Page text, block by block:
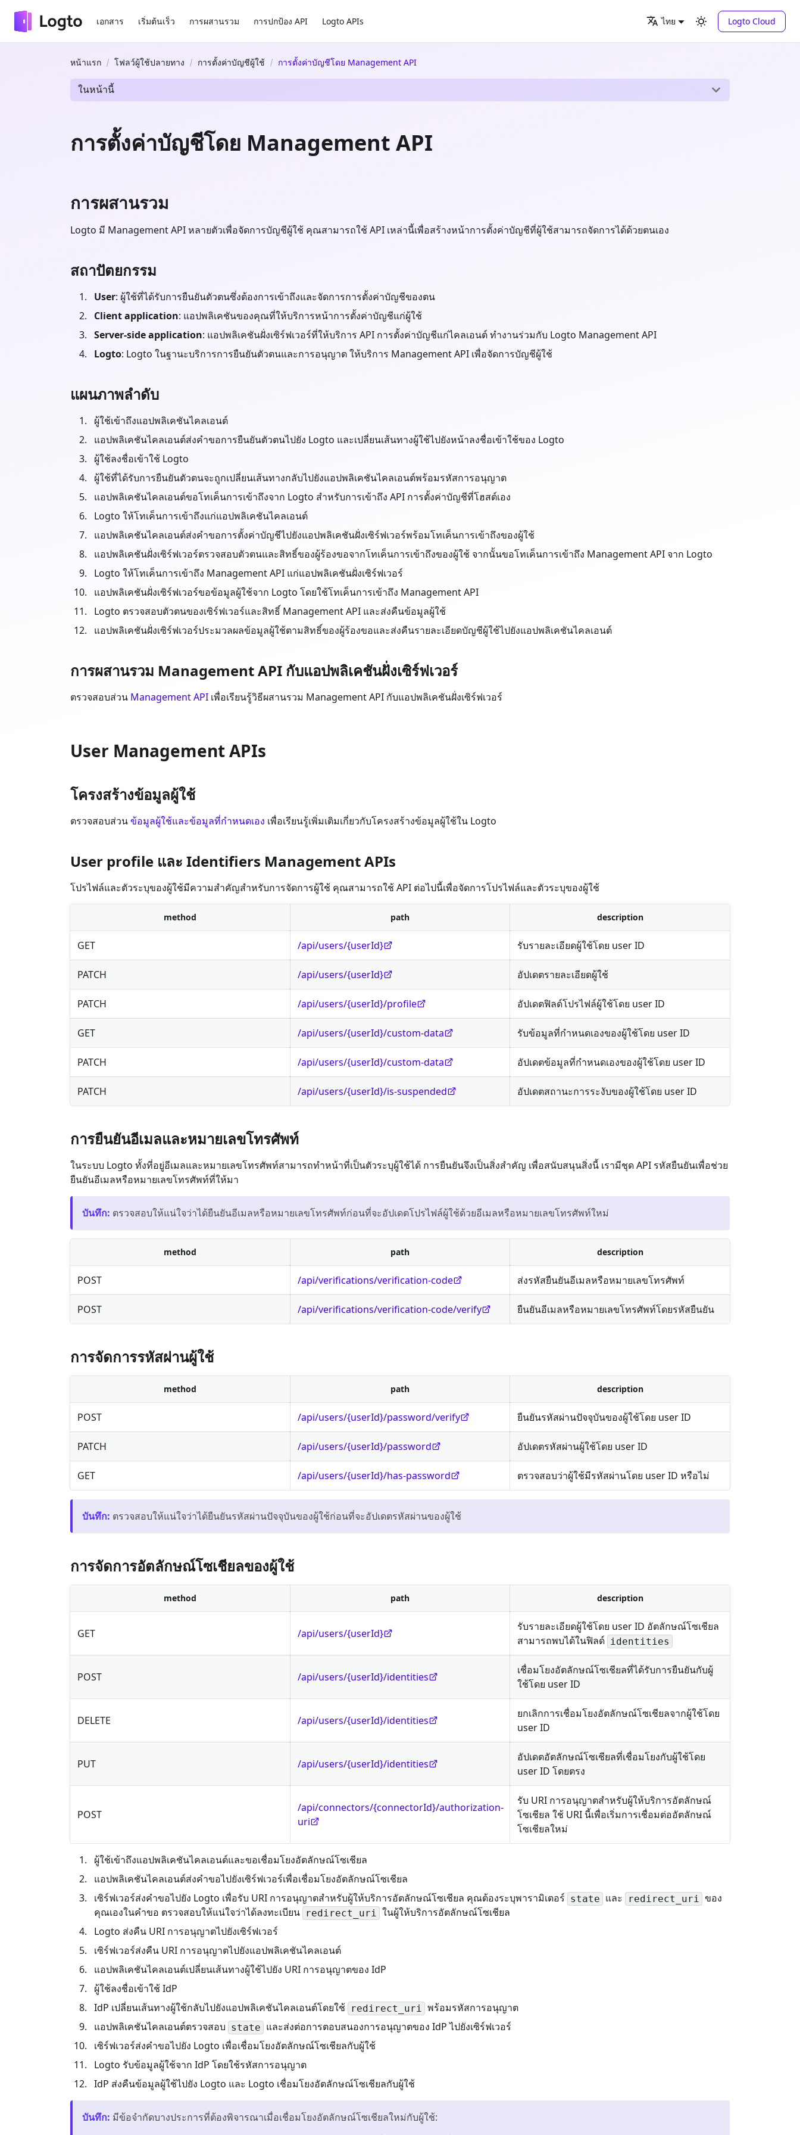
เอกสาร เริ่มต้นเร็ว การผสานรวม การปกป้อง API Logto APIs ไทย Logto Cloud
หน้าแรก โฟลว์ผู้ใช้ปลายทาง การตั้งค่าบัญชีผู้ใช้ การตั้งค่าบัญชีโดย Management API
ในหน้านี้
การตั้งค่าบัญชีโดย Management API
การผสานรวม
Logto มี Management API หลายตัวเพื่อจัดการบัญชีผู้ใช้ คุณสามารถใช้ API เหล่านี้เพื่อสร้างหน้าการตั้งค่าบัญชีที่ผู้ใช้สามารถจัดการได้ด้วยตนเอง
สถาปัตยกรรม
User: ผู้ใช้ที่ได้รับการยืนยันตัวตนซึ่งต้องการเข้าถึงและจัดการการตั้งค่าบัญชีของตน
Client application: แอปพลิเคชันของคุณที่ให้บริการหน้าการตั้งค่าบัญชีแก่ผู้ใช้
Server-side application: แอปพลิเคชันฝั่งเซิร์ฟเวอร์ที่ให้บริการ API การตั้งค่าบัญชีแก่ไคลเอนต์ ทำงานร่วมกับ Logto Management API
Logto: Logto ในฐานะบริการการยืนยันตัวตนและการอนุญาต ให้บริการ Management API เพื่อจัดการบัญชีผู้ใช้
แผนภาพลำดับ
ผู้ใช้เข้าถึงแอปพลิเคชันไคลเอนต์
แอปพลิเคชันไคลเอนต์ส่งคำขอการยืนยันตัวตนไปยัง Logto และเปลี่ยนเส้นทางผู้ใช้ไปยังหน้าลงชื่อเข้าใช้ของ Logto
ผู้ใช้ลงชื่อเข้าใช้ Logto
ผู้ใช้ที่ได้รับการยืนยันตัวตนจะถูกเปลี่ยนเส้นทางกลับไปยังแอปพลิเคชันไคลเอนต์พร้อมรหัสการอนุญาต
แอปพลิเคชันไคลเอนต์ขอโทเค็นการเข้าถึงจาก Logto สำหรับการเข้าถึง API การตั้งค่าบัญชีที่โฮสต์เอง
Logto ให้โทเค็นการเข้าถึงแก่แอปพลิเคชันไคลเอนต์
แอปพลิเคชันไคลเอนต์ส่งคำขอการตั้งค่าบัญชีไปยังแอปพลิเคชันฝั่งเซิร์ฟเวอร์พร้อมโทเค็นการเข้าถึงของผู้ใช้
แอปพลิเคชันฝั่งเซิร์ฟเวอร์ตรวจสอบตัวตนและสิทธิ์ของผู้ร้องขอจากโทเค็นการเข้าถึงของผู้ใช้ จากนั้นขอโทเค็นการเข้าถึง Management API จาก Logto
Logto ให้โทเค็นการเข้าถึง Management API แก่แอปพลิเคชันฝั่งเซิร์ฟเวอร์
แอปพลิเคชันฝั่งเซิร์ฟเวอร์ขอข้อมูลผู้ใช้จาก Logto โดยใช้โทเค็นการเข้าถึง Management API
Logto ตรวจสอบตัวตนของเซิร์ฟเวอร์และสิทธิ์ Management API และส่งคืนข้อมูลผู้ใช้
แอปพลิเคชันฝั่งเซิร์ฟเวอร์ประมวลผลข้อมูลผู้ใช้ตามสิทธิ์ของผู้ร้องขอและส่งคืนรายละเอียดบัญชีผู้ใช้ไปยังแอปพลิเคชันไคลเอนต์
การผสานรวม Management API กับแอปพลิเคชันฝั่งเซิร์ฟเวอร์
ตรวจสอบส่วน Management API เพื่อเรียนรู้วิธีผสานรวม Management API กับแอปพลิเคชันฝั่งเซิร์ฟเวอร์
User Management APIs
โครงสร้างข้อมูลผู้ใช้
ตรวจสอบส่วนข้อมูลผู้ใช้และข้อมูลที่กำหนดเอง เพื่อเรียนรู้เพิ่มเติมเกี่ยวกับโครงสร้างข้อมูลผู้ใช้ใน Logto
User profile และ Identifiers Management APIs
โปรไฟล์และตัวระบุของผู้ใช้มีความสำคัญสำหรับการจัดการผู้ใช้ คุณสามารถใช้ API ต่อไปนี้เพื่อจัดการโปรไฟล์และตัวระบุของผู้ใช้
method path description
GET /api/users/{userId} รับรายละเอียดผู้ใช้โดย user ID
PATCH /api/users/{userId} อัปเดตรายละเอียดผู้ใช้
PATCH /api/users/{userId}/profile อัปเดตฟิลด์โปรไฟล์ผู้ใช้โดย user ID
GET /api/users/{userId}/custom-data รับข้อมูลที่กำหนดเองของผู้ใช้โดย user ID
PATCH /api/users/{userId}/custom-data อัปเดตข้อมูลที่กำหนดเองของผู้ใช้โดย user ID
PATCH /api/users/{userId}/is-suspended อัปเดตสถานะการระงับของผู้ใช้โดย user ID
การยืนยันอีเมลและหมายเลขโทรศัพท์
ในระบบ Logto ทั้งที่อยู่อีเมลและหมายเลขโทรศัพท์สามารถทำหน้าที่เป็นตัวระบุผู้ใช้ได้ การยืนยันจึงเป็นสิ่งสำคัญ เพื่อสนับสนุนสิ่งนี้ เรามีชุด API รหัสยืนยันเพื่อช่วย
ยืนยันอีเมลหรือหมายเลขโทรศัพท์ที่ให้มา
บันทึก: ตรวจสอบให้แน่ใจว่าได้ยืนยันอีเมลหรือหมายเลขโทรศัพท์ก่อนที่จะอัปเดตโปรไฟล์ผู้ใช้ด้วยอีเมลหรือหมายเลขโทรศัพท์ใหม่
method path description
POST /api/verifications/verification-code ส่งรหัสยืนยันอีเมลหรือหมายเลขโทรศัพท์
POST /api/verifications/verification-code/verify ยืนยันอีเมลหรือหมายเลขโทรศัพท์โดยรหัสยืนยัน
การจัดการรหัสผ่านผู้ใช้
method path description
POST /api/users/{userId}/password/verify ยืนยันรหัสผ่านปัจจุบันของผู้ใช้โดย user ID
PATCH /api/users/{userId}/password อัปเดตรหัสผ่านผู้ใช้โดย user ID
GET /api/users/{userId}/has-password ตรวจสอบว่าผู้ใช้มีรหัสผ่านโดย user ID หรือไม่
บันทึก: ตรวจสอบให้แน่ใจว่าได้ยืนยันรหัสผ่านปัจจุบันของผู้ใช้ก่อนที่จะอัปเดตรหัสผ่านของผู้ใช้
การจัดการอัตลักษณ์โซเชียลของผู้ใช้
method path description
GET /api/users/{userId}
รับรายละเอียดผู้ใช้โดย user ID อัตลักษณ์โซเชียล
สามารถพบได้ในฟิลด์ identities
POST /api/users/{userId}/identities
เชื่อมโยงอัตลักษณ์โซเชียลที่ได้รับการยืนยันกับผู้
ใช้โดย user ID
DELETE /api/users/{userId}/identities
ยกเลิกการเชื่อมโยงอัตลักษณ์โซเชียลจากผู้ใช้โดย
user ID
PUT /api/users/{userId}/identities
อัปเดตอัตลักษณ์โซเชียลที่เชื่อมโยงกับผู้ใช้โดย
user ID โดยตรง
POST
/api/connectors/{connectorId}/authorization-
uri
รับ URI การอนุญาตสำหรับผู้ให้บริการอัตลักษณ์
โซเชียล ใช้ URI นี้เพื่อเริ่มการเชื่อมต่ออัตลักษณ์
โซเชียลใหม่
ผู้ใช้เข้าถึงแอปพลิเคชันไคลเอนต์และขอเชื่อมโยงอัตลักษณ์โซเชียล
แอปพลิเคชันไคลเอนต์ส่งคำขอไปยังเซิร์ฟเวอร์เพื่อเชื่อมโยงอัตลักษณ์โซเชียล
เซิร์ฟเวอร์ส่งคำขอไปยัง Logto เพื่อรับ URI การอนุญาตสำหรับผู้ให้บริการอัตลักษณ์โซเชียล คุณต้องระบุพารามิเตอร์ state และ redirect_uri
ของ
คุณเองในคำขอ ตรวจสอบให้แน่ใจว่าได้ลงทะเบียน redirect_uri
ในผู้ให้บริการอัตลักษณ์โซเชียล
Logto ส่งคืน URI การอนุญาตไปยังเซิร์ฟเวอร์
เซิร์ฟเวอร์ส่งคืน URI การอนุญาตไปยังแอปพลิเคชันไคลเอนต์
แอปพลิเคชันไคลเอนต์เปลี่ยนเส้นทางผู้ใช้ไปยัง URI การอนุญาตของ IdP
ผู้ใช้ลงชื่อเข้าใช้ IdP
IdP เปลี่ยนเส้นทางผู้ใช้กลับไปยังแอปพลิเคชันไคลเอนต์โดยใช้ redirect_uri
พร้อมรหัสการอนุญาต
แอปพลิเคชันไคลเอนต์ตรวจสอบ state และส่งต่อการตอบสนองการอนุญาตของ IdP ไปยังเซิร์ฟเวอร์
เซิร์ฟเวอร์ส่งคำขอไปยัง Logto เพื่อเชื่อมโยงอัตลักษณ์โซเชียลกับผู้ใช้
Logto รับข้อมูลผู้ใช้จาก IdP โดยใช้รหัสการอนุญาต
IdP ส่งคืนข้อมูลผู้ใช้ไปยัง Logto และ Logto เชื่อมโยงอัตลักษณ์โซเชียลกับผู้ใช้
บันทึก: มีข้อจำกัดบางประการที่ต้องพิจารณาเมื่อเชื่อมโยงอัตลักษณ์โซเชียลใหม่กับผู้ใช้: